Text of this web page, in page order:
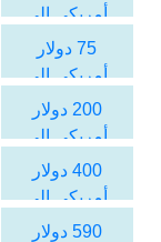
أمريكي الى
الليرة التركية
75 دولار
أمريكي الى
الليرة التركية
200 دولار
أمريكي الى
الليرة التركية
400 دولار
أمريكي الى
الليرة التركية
590 دولار